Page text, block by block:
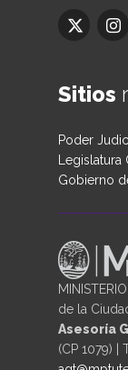
Sitios
Poder
Legislatura
Gobierno
de la
Asesoría
(CP 1079) |